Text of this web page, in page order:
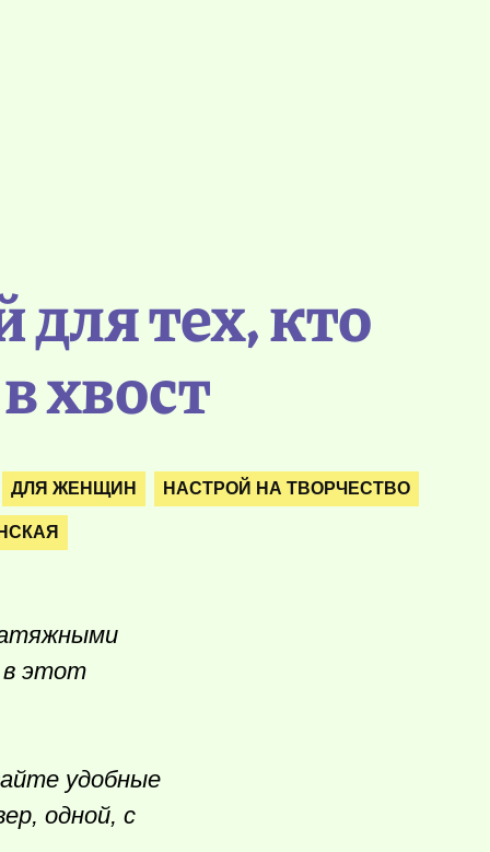
тех, кто
хвост
ДЛЯ ЖЕНЩИН НАСТРОЙ НА ТВОРЧЕСТВО
в этот
удобные
одной, с